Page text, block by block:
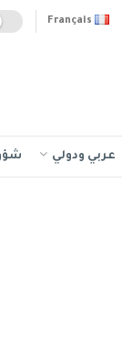
Français
عربي ودولي